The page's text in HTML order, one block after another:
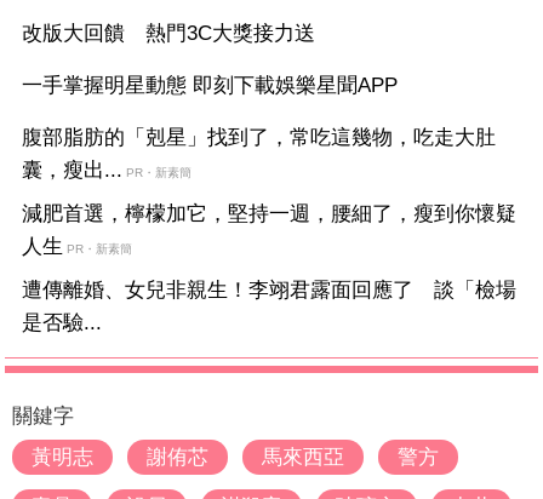
改版大回饋 熱門3C大獎接力送
一手掌握明星動態 即刻下載娛樂星聞APP
腹部脂肪的「剋星」找到了，常吃這幾物，吃走大肚
囊，瘦出... PR・新素簡
減肥首選，檸檬加它，堅持一週，腰細了，瘦到你懷疑
人生 PR・新素簡
遭傳離婚、女兒非親生！李翊君露面回應了 談「檢場
是否驗...
關鍵字
黃明志
謝侑芯 馬來西亞 警方